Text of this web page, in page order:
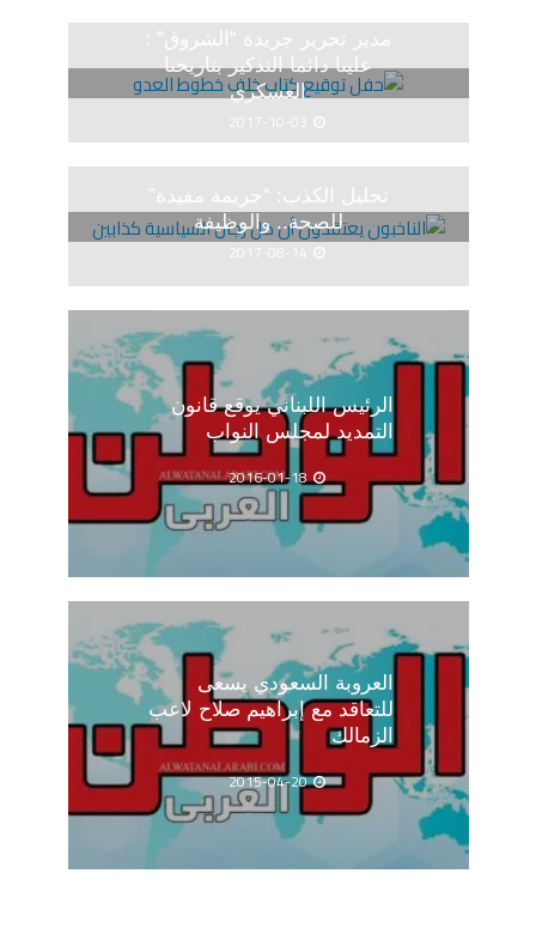
مدير تحرير جريدة “الشروق” :
علينا دائما التذكير بتاريخنا
العسكري
2017-10-03
تحليل الكذب: “جريمة مفيدة”
للصحة.. والوظيفة
2017-08-14
الرئيس اللبناني يوقع قانون
التمديد لمجلس النواب
2016-01-18
العروبة السعودي يسعى
للتعاقد مع إبراهيم صلاح لاعب
الزمالك
2015-04-20